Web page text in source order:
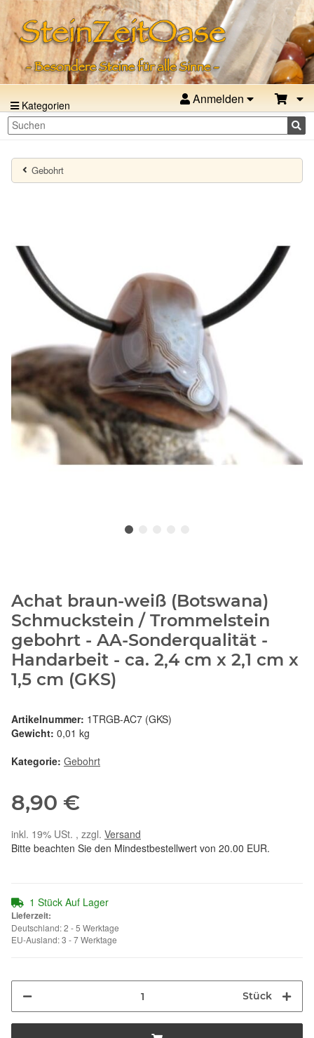
Kategorien Anmelden
Gebohrt
Achat braun-weiß (Botswana)
Schmuckstein / Trommelstein
gebohrt - AA-Sonderqualität -
Handarbeit - ca. 2,4 cm x 2,1 cm x
1,5 cm (GKS)
Artikelnummer: 1TRGB-AC7 (GKS)
Gewicht: 0,01 kg
Kategorie: Gebohrt
8,90 €
inkl. 19% USt. , zzgl. Versand
Bitte beachten Sie den Mindestbestellwert von 20.00 EUR.
1 Stück Auf Lager
Lieferzeit:
Deutschland: 2 - 5 Werktage
EU-Ausland: 3 - 7 Werktage
Stück